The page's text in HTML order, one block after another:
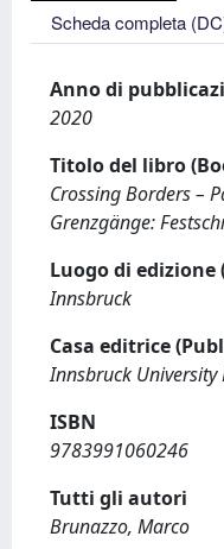
Scheda completa
Anno di
2020
Titolo del libro
Crossing Borders –
Grenzgänge:
Luogo di
Innsbruck
Casa editrice
Innsbruck University
ISBN
9783991060246
Tutti gli autori
Brunazzo, Marco